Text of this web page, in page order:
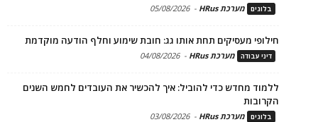
בלוגים מערכת HRus -
05/08/2026
חילופי מעסיקים תחת אותו גג: חובת שימוע וחלף הודעה מוקדמת
דיני עבודה מערכת HRus -
04/08/2026
ללמוד מחדש כדי להוביל: איך להכשיר את העובדים לחמש השנים
הקרובות
בלוגים מערכת HRus -
03/08/2026